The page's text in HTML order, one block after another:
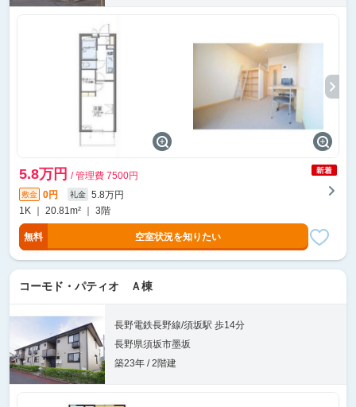
5.8万円 / 管理費 7500円
敷金 0円 礼金
5.8万円
1K ｜ 20.81m² ｜ 3階
無料 空室状況を知りたい
コーモド・パティオ Ａ棟
長野電鉄長野線/須坂駅 歩14分
長野県須坂市墨坂
築23年 / 2階建